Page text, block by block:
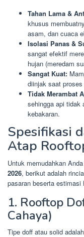
Tahan Lama &
khusus
asam, dan cuaca
Isolasi Panas &
sangat efektif
hujan (meredam
Sangat Kuat:
diinjak saat
Tidak Merambat
sehingga api tidak
kebakaran.
Spesifikasi
Atap
Untuk memudahkan
2026, berikut adalah
pasaran beserta estimasi
1. Rooftop
Cahaya)
Tipe doff atau solid